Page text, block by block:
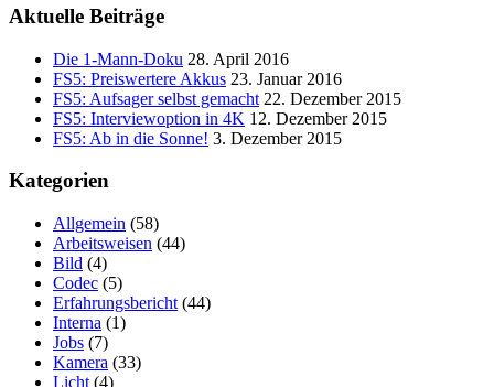
Aktuelle Beiträge
Die 1-Mann-Doku 28. April 2016
FS5: Preiswertere Akkus 23. Januar 2016
FS5: Aufsager selbst gemacht 22. Dezember 2015
FS5: Interviewoption in 4K 12. Dezember 2015
FS5: Ab in die Sonne! 3. Dezember 2015
Kategorien
Allgemein (58)
Arbeitsweisen (44)
Bild (4)
Codec (5)
Erfahrungsbericht (44)
Interna (1)
Jobs (7)
Kamera (33)
Licht (4)